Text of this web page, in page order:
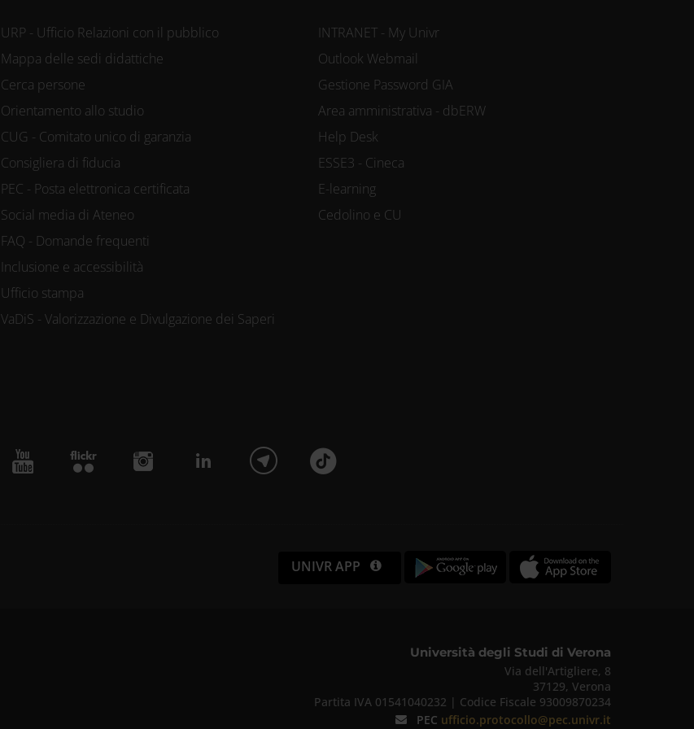
URP - Ufficio Relazioni con il pubblico
Mappa delle sedi didattiche
Cerca persone
Orientamento allo studio
CUG - Comitato unico di garanzia
Consigliera di fiducia
PEC - Posta elettronica certificata
Social media di Ateneo
FAQ - Domande frequenti
Inclusione e accessibilità
Ufficio stampa
VaDiS - Valorizzazione e Divulgazione dei Saperi
INTRANET - My Univr
Outlook Webmail
Gestione Password GIA
Area amministrativa - dbERW
Help Desk
ESSE3 - Cineca
E-learning
Cedolino e CU
UNIVR APP
Università degli Studi di Verona
Via dell'Artigliere, 8
37129, Verona
Partita IVA 01541040232 | Codice Fiscale 93009870234
PEC ufficio.protocollo@pec.univr.it